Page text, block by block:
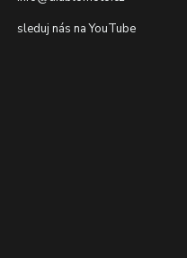
sleduj nás na YouTube